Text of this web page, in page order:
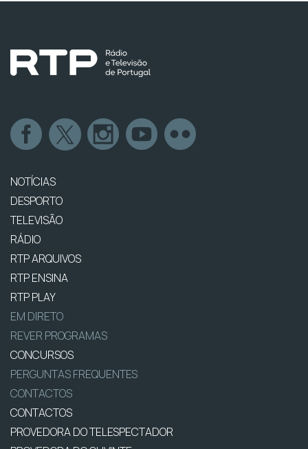
NOTÍCIAS
DESPORTO
TELEVISÃO
RÁDIO
RTP ARQUIVOS
RTP ENSINA
RTP PLAY
EM DIRETO
REVER PROGRAMAS
CONCURSOS
PERGUNTAS FREQUENTES
CONTACTOS
CONTACTOS
PROVEDORA DO TELESPECTADOR